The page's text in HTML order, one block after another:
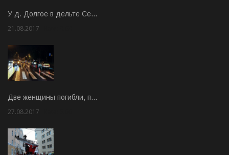
У д. Долгое в дельте Се…
21.08.2017
Две женщины погибли, п…
27.08.2017